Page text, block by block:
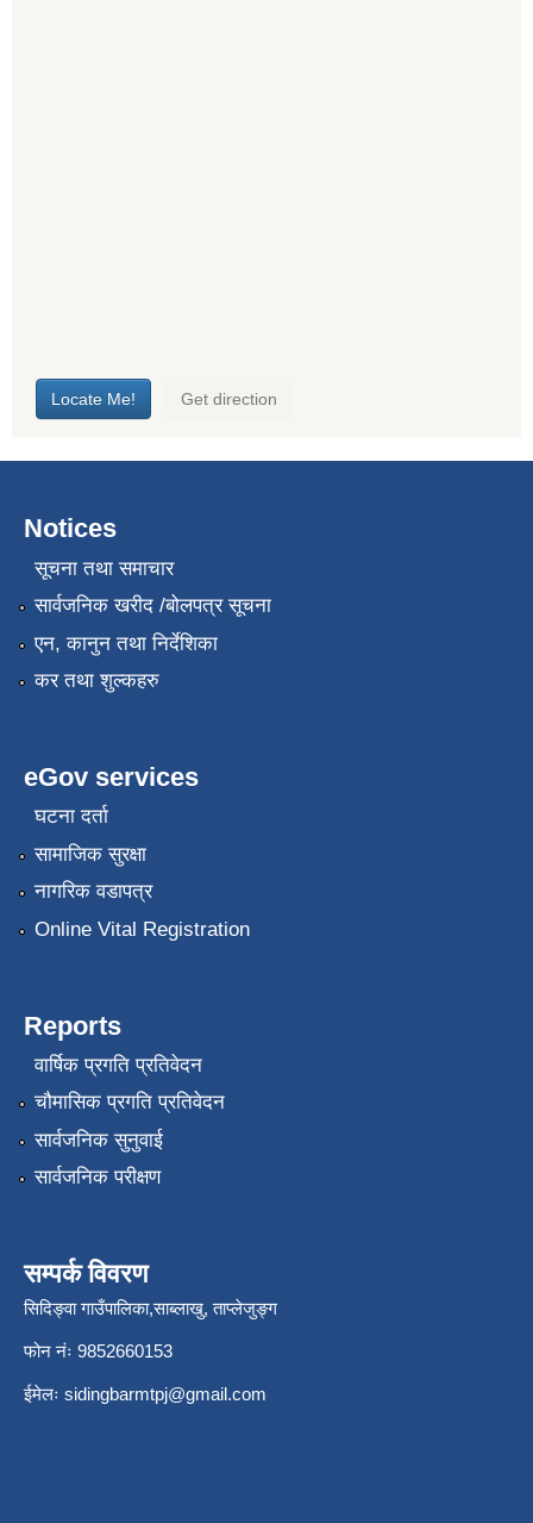
Notices
सूचना तथा समाचार
सार्वजनिक खरीद /बोलपत्र सूचना
एन, कानुन तथा निर्देशिका
कर तथा शुल्कहरु
eGov services
घटना दर्ता
सामाजिक सुरक्षा
नागरिक वडापत्र
Online Vital Registration
Reports
वार्षिक प्रगति प्रतिवेदन
चौमासिक प्रगति प्रतिवेदन
सार्वजनिक सुनुवाई
सार्वजनिक परीक्षण
सम्पर्क विवरण
सिदिङ्वा गाउँपालिका,साब्लाखु, ताप्लेजुङ्ग
फोन नंः 9852660153
ईमेलः sidingbarmtpj@gmail.com